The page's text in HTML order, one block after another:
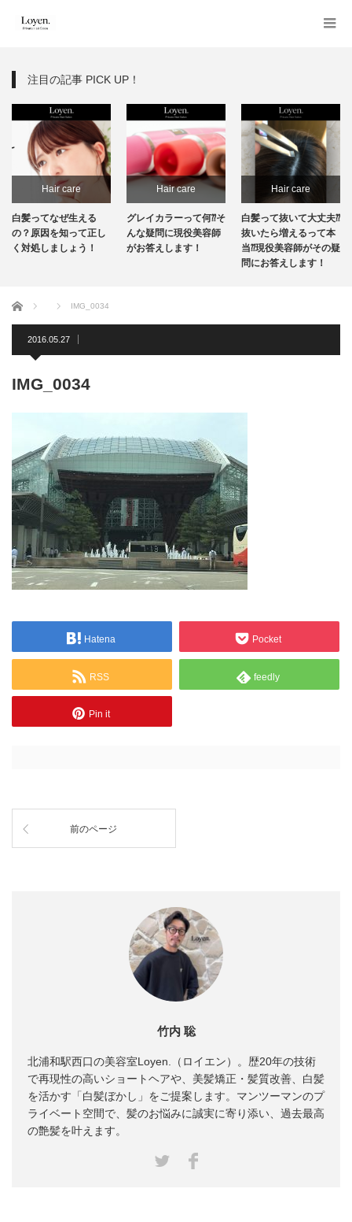
注目の記事 PICK UP！
Hair care
白髪ってなぜ生える
の？原因を知って正し
く対処しましょう！
Hair care
グレイカラーって何⁇そ
んな疑問に現役美容師
がお答えします！
Hair care
白髪って抜いて大丈夫⁇
抜いたら増えるって本
当⁇現役美容師がその疑
問にお答えします！
ホーム IMG_0034
2016.05.27
IMG_0034
Hatena Pocket
RSS feedly
Pin it
前のページ
竹内 聡
北浦和駅西口の美容室Loyen.（ロイエン）。歴20年の技術
で再現性の高いショートヘアや、美髪矯正・髪質改善、白髪
を活かす「白髪ぼかし」をご提案します。マンツーマンのプ
ライベート空間で、髪のお悩みに誠実に寄り添い、過去最高
の艶髪を叶えます。